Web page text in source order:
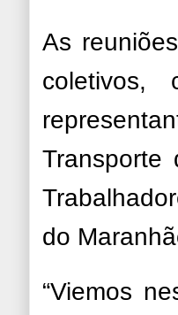
As
coletivos,
do
“Viemos